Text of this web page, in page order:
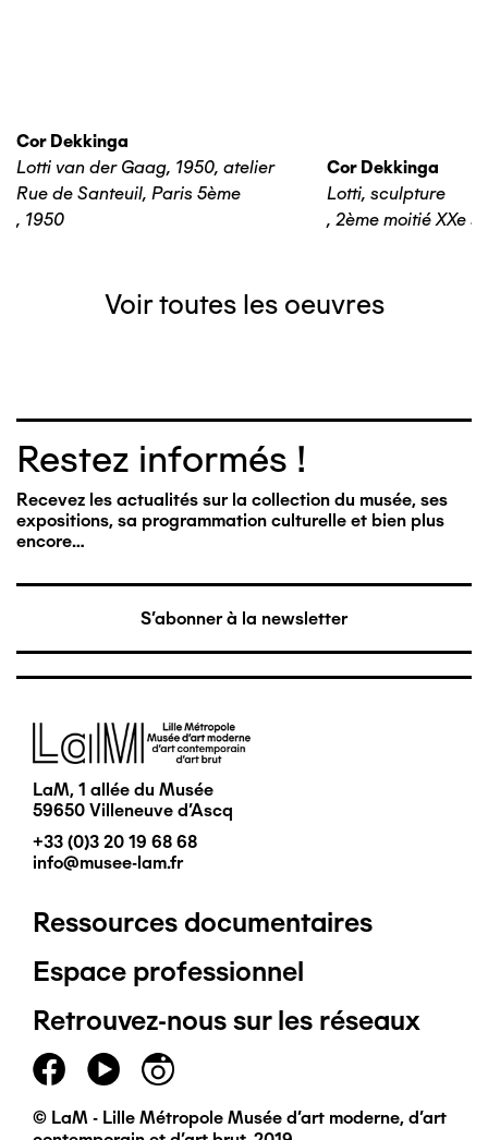
Cor Dekkinga
Lotti van der Gaag, 1950, atelier
Rue de Santeuil, Paris 5ème
, 1950
Cor Dekkinga
Lotti, sculpture
, 2ème moitié XXe
Voir toutes les oeuvres
Restez informés !
Recevez les actualités sur la collection du musée, ses
expositions, sa programmation culturelle et bien plus
encore…
S'abonner à la newsletter
Image
LaM, 1 allée du Musée
59650 Villeneuve d'Ascq
+33 (0)3 20 19 68 68
info@musee-lam.fr
Pied
de
page
principal
Ressources documentaires
Espace professionnel
Retrouvez-nous sur les réseaux
© LaM - Lille Métropole Musée d'art moderne, d'art